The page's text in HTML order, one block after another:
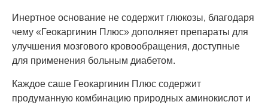
Инертное основание не содержит глюкозы, благодаря
чему «Геокаргинин Плюс» дополняет препараты для
улучшения мозгового кровообращения, доступные
для применения больным диабетом.
Каждое саше Геокаргинин Плюс содержит
продуманную комбинацию природных аминокислот и